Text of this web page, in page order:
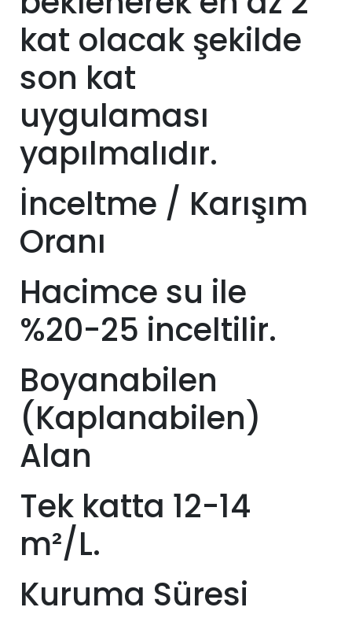
kat olacak şekilde
son kat
uygulaması
yapılmalıdır.
İnceltme / Karışım
Oranı
Hacimce su ile
%20-25 inceltilir.
Boyanabilen
(Kaplanabilen)
Alan
Tek katta 12-14
m²/L.
Kuruma Süresi